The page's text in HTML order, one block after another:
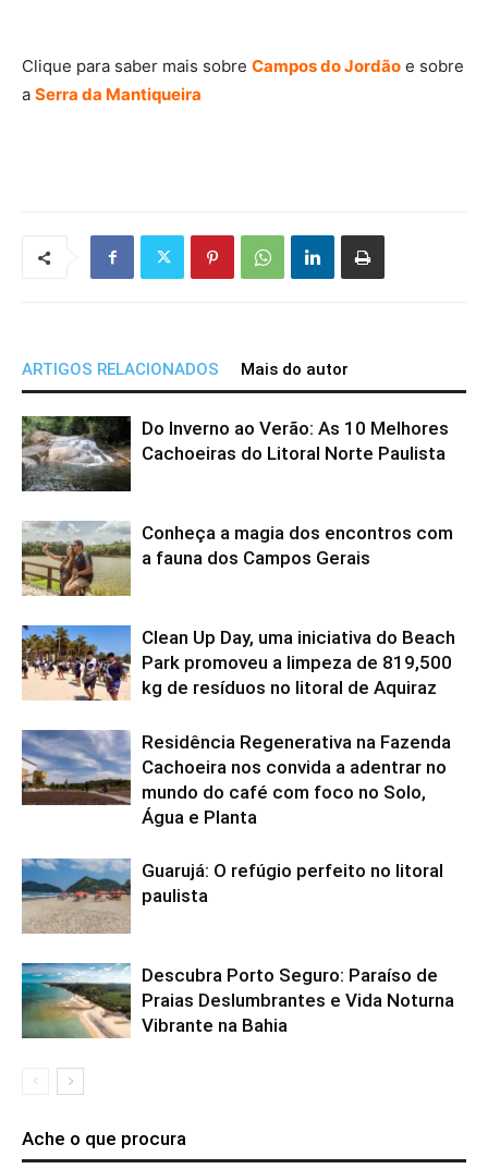
Clique para saber mais sobre Campos do Jordão e sobre
a Serra da Mantiqueira
ARTIGOS RELACIONADOS Mais do autor
Do Inverno ao Verão: As 10 Melhores
Cachoeiras do Litoral Norte Paulista
Conheça a magia dos encontros com
a fauna dos Campos Gerais
Clean Up Day, uma iniciativa do Beach
Park promoveu a limpeza de 819,500
kg de resíduos no litoral de Aquiraz
Residência Regenerativa na Fazenda
Cachoeira nos convida a adentrar no
mundo do café com foco no Solo,
Água e Planta
Guarujá: O refúgio perfeito no litoral
paulista
Descubra Porto Seguro: Paraíso de
Praias Deslumbrantes e Vida Noturna
Vibrante na Bahia
Ache o que procura